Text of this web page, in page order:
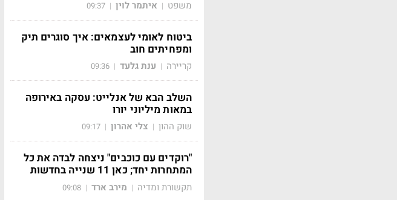
משפט | איתמר לוין |
09:37
ביטוח לאומי לעצמאים: איך סוגרים תיק
ומפחיתים חוב
קריירה | ענת גלעד |
09:36
השלב הבא של אנלייט: עסקה באירופה
במאות מיליוני יורו
שוק ההון | צלי אהרון |
09:17
"רוקדים עם כוכבים" ניצחה לבדה את כל
המתחרות יחד; כאן 11 שנייה בחדשות
תקשורת ומדיה | מירב ארד |
09:08